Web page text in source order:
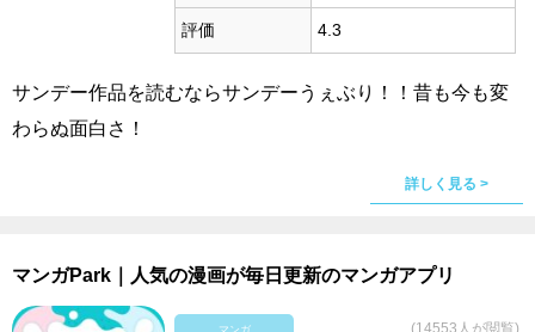
評価 4.3
サンデー作品を読むならサンデーうぇぶり！！昔も今も変
わらぬ面白さ！
詳しく見る >
マンガPark｜人気の漫画が毎日更新のマンガアプリ